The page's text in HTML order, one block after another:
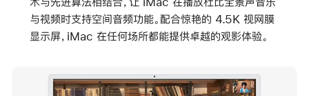
与视频时支持空间音频功能。 配合惊艳的 4.5K 视网膜
显示屏，iMac 在任何场所都能提供卓越的观影体验。